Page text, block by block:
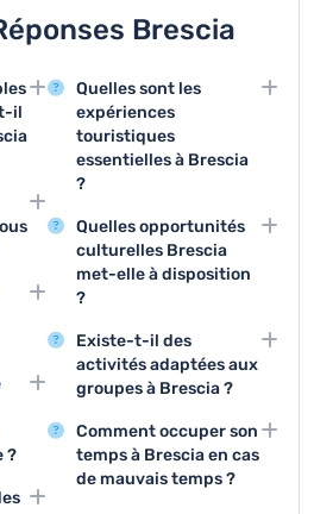
Brescia
il
le
?
Quelles sont les
expériences
touristiques
essentielles à Brescia
?
Visiter le Château,
découvrir le centre
historique et déguster la
cuisine locale
activités principales à
Brescia.
Quelles opportunités
culturelles Brescia
met-elle à disposition
?
Brescia propose des
visites de musées, des
concerts, des
expositions d'art et des
festivals culturels tout
au long de l'année.
Existe-t-il des
activités adaptées aux
groupes à Brescia ?
Des visites guidées du
centre historique, des
circuits œnologiques et
Comment occuper son
temps à Brescia en cas
de mauvais temps ?